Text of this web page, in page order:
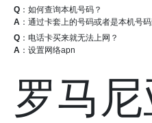
Q ：如何查询本机号码？
A ：通过卡套上的号码或者是本机号
Q ：电话卡买来就无法上网？
A ：设置网络apn
罗马